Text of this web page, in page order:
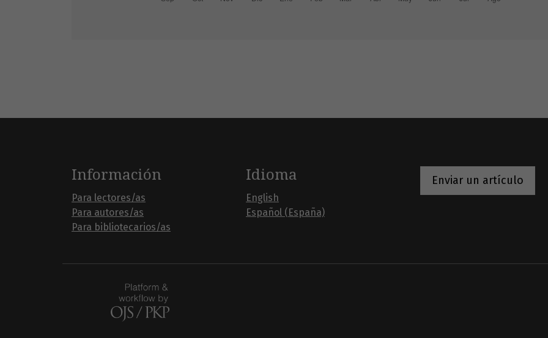
Información
Para lectores/as
Para autores/as
Para bibliotecarios/as
Idioma
English
Español (España)
Enviar un artículo